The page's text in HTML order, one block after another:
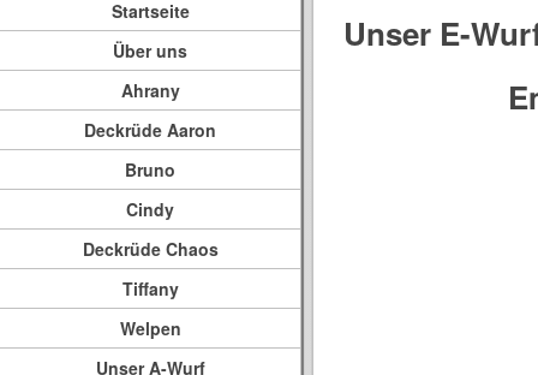
Startseite
Über uns
Ahrany
Deckrüde Aaron
Bruno
Cindy
Deckrüde Chaos
Tiffany
Welpen
Unser A-Wurf
Unser E-